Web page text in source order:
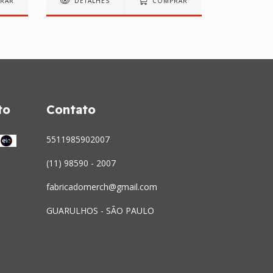
Contato
5511985902007
(11) 98590 - 2007
fabricadomerch@gmail.com
GUARULHOS - SÃO PAULO